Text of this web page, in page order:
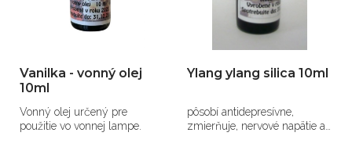
Vanilka - vonný olej
10ml
Vonný olej určený pre
použitie vo vonnej lampe.
Ylang ylang silica 10ml
pôsobí antidepresívne,
zmierňuje, nervové napätie a